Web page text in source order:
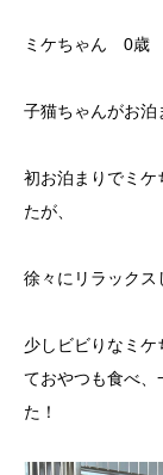
ミケちゃん 0歳
子猫ちゃんがお泊
初お泊まりでミケ
たが、
徐々にリラックス
少しビビりなミ
ておやつも食べ、
た！